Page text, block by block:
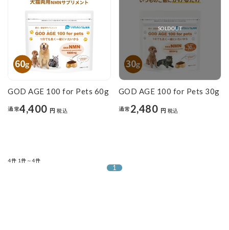
GOD AGE 100 for Pets 60g
通常4,400 円 税込
SOLDOUT
GOD AGE 100 for Pets 30g
通常 2,480 円 税込
4件 1件～4件
1